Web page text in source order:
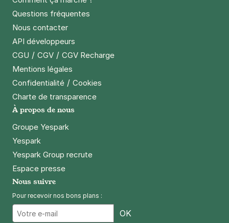
Questions fréquentes
Nous contacter
API développeurs
CGU / CGV / CGV Recharge
Mentions légales
Confidentialité / Cookies
Charte de transparence
À propos de nous
Groupe Yespark
Yespark
Yespark Group recrute
Espace presse
Nous suivre
Pour recevoir nos bons plans :
OK